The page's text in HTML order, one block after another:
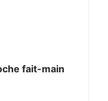
fait-main